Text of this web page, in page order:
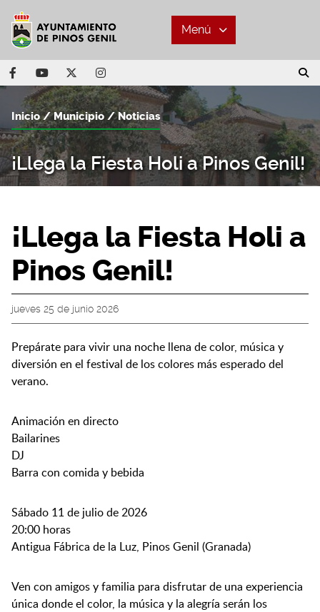
Menú
¡Llega la Fiesta Holi a Pinos Genil!
Inicio Municipio Noticias
¡Llega la Fiesta Holi a
Pinos Genil!
jueves 25 de junio 2026
Prepárate para vivir una noche llena de color, música y
diversión en el festival de los colores más esperado del
verano.
Animación en directo
Bailarines
DJ
Barra con comida y bebida
Sábado 11 de julio de 2026
20:00 horas
Antigua Fábrica de la Luz, Pinos Genil (Granada)
Ven con amigos y familia para disfrutar de una experiencia
única donde el color, la música y la alegría serán los